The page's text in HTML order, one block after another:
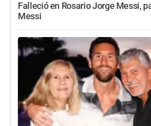
Falleció en Rosario Jorge Messi,
Messi